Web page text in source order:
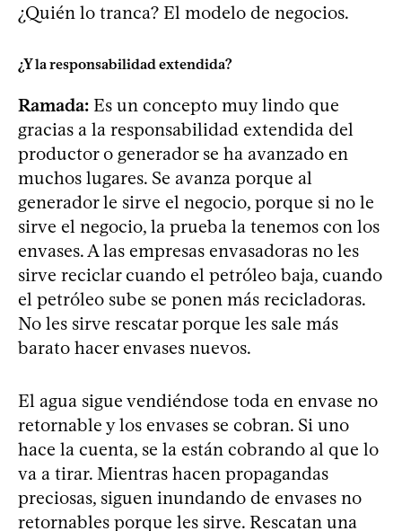
¿Quién lo tranca? El modelo de negocios.
¿Y la responsabilidad extendida?
Ramada: Es un concepto muy lindo que
gracias a la responsabilidad extendida del
productor o generador se ha avanzado en
muchos lugares. Se avanza porque al
generador le sirve el negocio, porque si no le
sirve el negocio, la prueba la tenemos con los
envases. A las empresas envasadoras no les
sirve reciclar cuando el petróleo baja, cuando
el petróleo sube se ponen más recicladoras.
No les sirve rescatar porque les sale más
barato hacer envases nuevos.
El agua sigue vendiéndose toda en envase no
retornable y los envases se cobran. Si uno
hace la cuenta, se la están cobrando al que lo
va a tirar. Mientras hacen propagandas
preciosas, siguen inundando de envases no
retornables porque les sirve. Rescatan una